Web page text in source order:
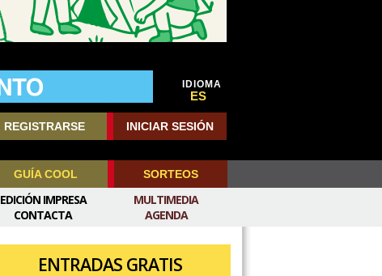
IDIOMA
ES
REGISTRARSE INICIAR SESIÓN
GUÍA COOL SORTEOS
MULTIMEDIA
AGENDA
EDICIÓN IMPRESA
CONTACTA
ENTRADAS GRATIS